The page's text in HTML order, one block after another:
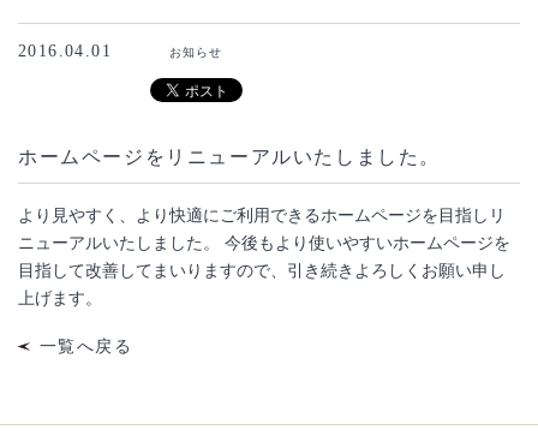
2016.04.01 お知らせ
ホームページをリニューアルいたしました。
より見やすく、より快適にご利用できるホームページを目指しリ
ニューアルいたしました。 今後もより使いやすいホームページを
目指して改善してまいりますので、引き続きよろしくお願い申し
上げます。
一覧へ戻る